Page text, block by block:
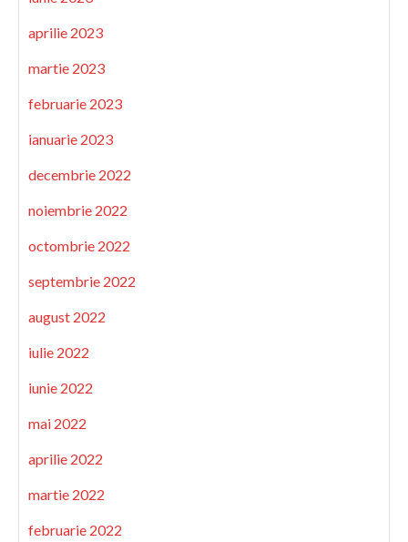
aprilie 2023
martie 2023
februarie 2023
ianuarie 2023
decembrie 2022
noiembrie 2022
octombrie 2022
septembrie 2022
august 2022
iulie 2022
iunie 2022
mai 2022
aprilie 2022
martie 2022
februarie 2022